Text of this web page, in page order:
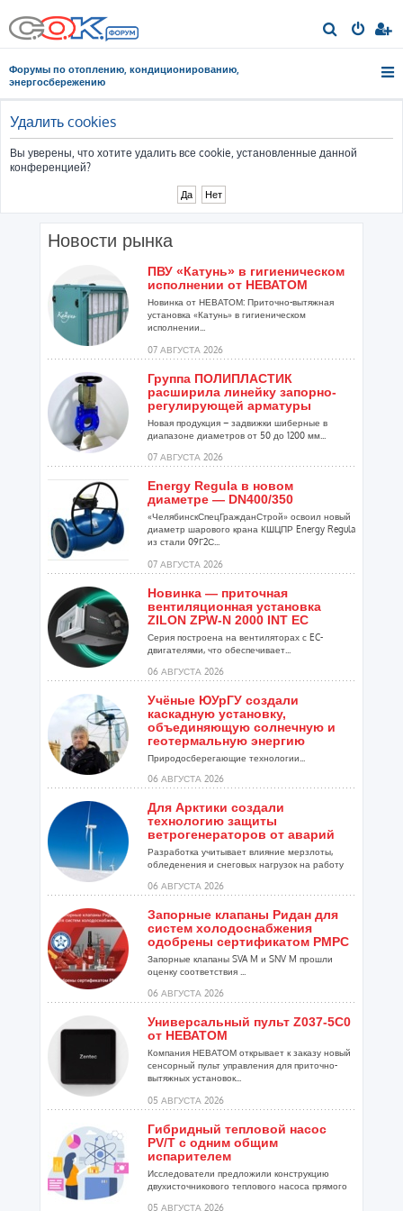
о
Форумы по отоплению, кондиционированию,
энергосбережению
Удалить cookies
Вы уверены, что хотите удалить все cookie, установленные данной
конференцией?
Новости рынка
ПВУ «Катунь» в гигиеническом
исполнении от НЕВАТОМ
Новинка от НЕВАТОМ: Приточно-вытяжная
установка «Катунь» в гигиеническом
исполнении...
07 АВГУСТА 2026
Группа ПОЛИПЛАСТИК
расширила линейку запорно-
регулирующей арматуры
Новая продукция – задвижки шиберные в
диапазоне диаметров от 50 до 1200 мм...
07 АВГУСТА 2026
Energy Regula в новом
диаметре — DN400/350
«ЧелябинскСпецГражданСтрой» освоил новый
диаметр шарового крана КШЦПР Energy Regula
из стали 09Г2С...
07 АВГУСТА 2026
Новинка — приточная
вентиляционная установка
ZILON ZPW-N 2000 INT EC
Серия построена на вентиляторах с EC-
двигателями, что обеспечивает...
06 АВГУСТА 2026
Учёные ЮУрГУ создали
каскадную установку,
объединяющую солнечную и
геотермальную энергию
Природосберегающие технологии...
06 АВГУСТА 2026
Для Арктики создали
технологию защиты
ветрогенераторов от аварий
Разработка учитывает влияние мерзлоты,
обледенения и снеговых нагрузок на работу
06 АВГУСТА 2026
Запорные клапаны Ридан для
систем холодоснабжения
одобрены сертификатом РМРС
Запорные клапаны SVA M и SNV M прошли
оценку соответствия ...
06 АВГУСТА 2026
Универсальный пульт Z037-5C0
от НЕВАТОМ
Компания НЕВАТОМ открывает к заказу новый
сенсорный пульт управления для приточно-
вытяжных установок...
05 АВГУСТА 2026
Гибридный тепловой насос
PV/T с одним общим
испарителем
Исследователи предложили конструкцию
двухисточникового теплового насоса прямого
05 АВГУСТА 2026